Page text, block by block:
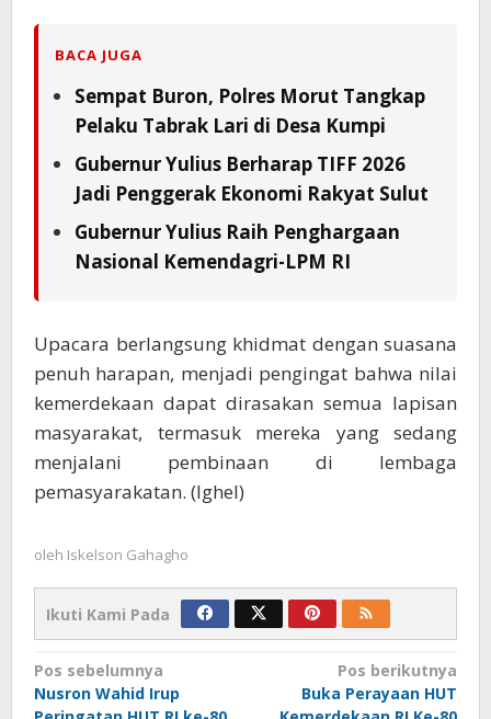
BACA JUGA
Sempat Buron, Polres Morut Tangkap
Pelaku Tabrak Lari di Desa Kumpi
Gubernur Yulius Berharap TIFF 2026
Jadi Penggerak Ekonomi Rakyat Sulut
Gubernur Yulius Raih Penghargaan
Nasional Kemendagri-LPM RI
Upacara berlangsung khidmat dengan suasana
penuh harapan, menjadi pengingat bahwa nilai
kemerdekaan dapat dirasakan semua lapisan
masyarakat, termasuk mereka yang sedang
menjalani pembinaan di lembaga
pemasyarakatan. (Ighel)
oleh Iskelson Gahagho
Ikuti Kami Pada
Navigasi
pos
Pos sebelumnya
Nusron Wahid Irup
Pos berikutnya
Buka Perayaan HUT